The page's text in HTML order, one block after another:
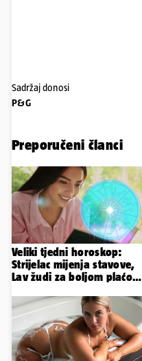
Sadržaj donosi
P&G
Preporučeni članci
Veliki tjedni horoskop:
Strijelac mijenja stavove,
Lav žudi za boljom plaćom,